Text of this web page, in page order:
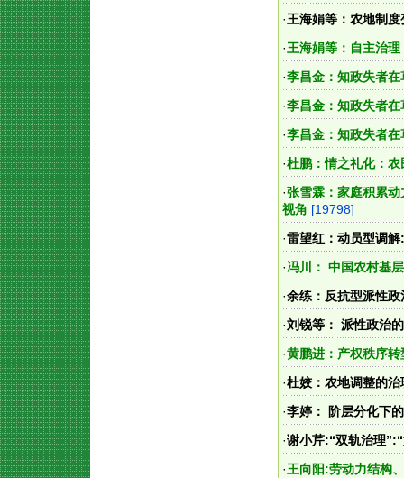
·王海娟等：农地制
·王海娟等：自主治
·李昌金：知政失者
·李昌金：知政失者
·李昌金：知政失者
·杜鹏：情之礼化：
·张雪霖：家庭积累
视角 [19798]
·雷望红：动员型调
·冯川： 中国农村基
·余练：反抗型派性
·刘锐等： 派性政治
·黄鹏进：产权秩序
·杜姣：农地调整的
·李婷： 阶层分化下
·谢小芹:“双轨治理
·王向阳:劳动力结构